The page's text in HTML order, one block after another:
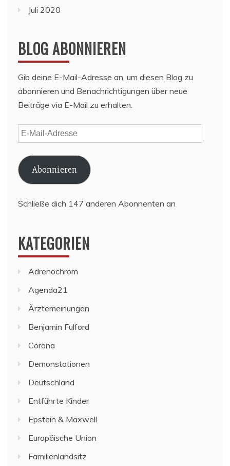
Juli 2020
BLOG ABONNIEREN
Gib deine E-Mail-Adresse an, um diesen Blog zu
abonnieren und Benachrichtigungen über neue
Beiträge via E-Mail zu erhalten.
E-
Mail-
Adresse
Abonnieren
Schließe dich 147 anderen Abonnenten an
KATEGORIEN
Adrenochrom
Agenda21
Ärztemeinungen
Benjamin Fulford
Corona
Demonstationen
Deutschland
Entführte Kinder
Epstein & Maxwell
Europäische Union
Familienlandsitz